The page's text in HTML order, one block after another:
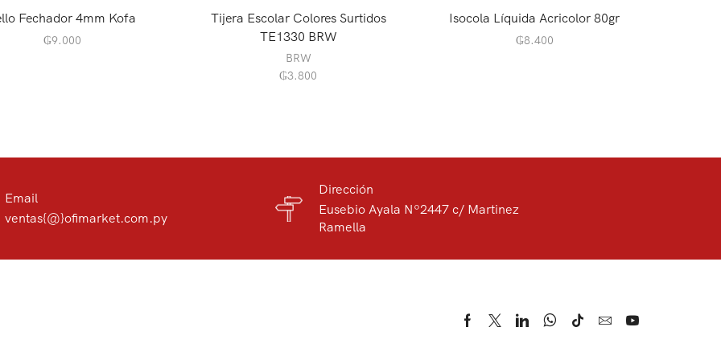
Fechador 4mm Kofa
₲9.000
Tijera Escolar Colores Surtidos
TE1330 BRW
BRW
₲3.800
Isocola Líquida Acricolor 80gr
₲8.400
Email
ventas{@}ofimarket.com.py
Dirección
Eusebio Ayala Nº2447 c/ Martinez
Ramella